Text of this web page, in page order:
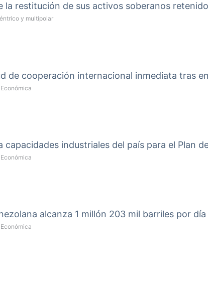
la restitución de sus activos soberanos
y multipolar
de cooperación internacional inmediata tras
capacidades industriales del país para el Plan
alcanza 1 millón 203 mil barriles por día